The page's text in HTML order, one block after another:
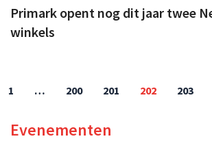
Primark opent nog dit jaar twee
winkels
1 … 200 201 202 203
Evenementen